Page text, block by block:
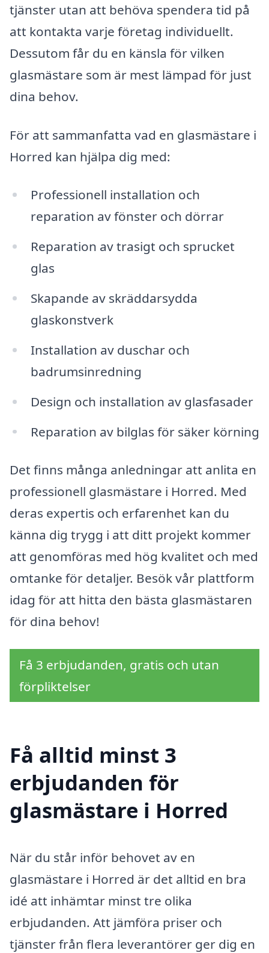
tjänster utan att behöva spendera tid på
att kontakta varje företag individuellt.
Dessutom får du en känsla för vilken
glasmästare som är mest lämpad för just
dina behov.
För att sammanfatta vad en glasmästare i
Horred kan hjälpa dig med:
Professionell installation och
reparation av fönster och dörrar
Reparation av trasigt och sprucket
glas
Skapande av skräddarsydda
glaskonstverk
Installation av duschar och
badrumsinredning
Design och installation av glasfasader
Reparation av bilglas för säker körning
Det finns många anledningar att anlita en
professionell glasmästare i Horred. Med
deras expertis och erfarenhet kan du
känna dig trygg i att ditt projekt kommer
att genomföras med hög kvalitet och med
omtanke för detaljer. Besök vår plattform
idag för att hitta den bästa glasmästaren
för dina behov!
Få 3 erbjudanden, gratis och utan
förpliktelser
Få alltid minst 3
erbjudanden för
glasmästare i Horred
När du står inför behovet av en
glasmästare i Horred är det alltid en bra
idé att inhämtar minst tre olika
erbjudanden. Att jämföra priser och
tjänster från flera leverantörer ger dig en